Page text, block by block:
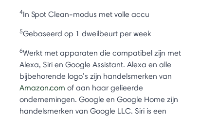
4In Spot Clean-modus met volle accu
5Gebaseerd op 1 dweilbeurt per week
6Werkt met apparaten die compatibel zijn met
Alexa, Siri en Google Assistant. Alexa en alle
bijbehorende logo’s zijn handelsmerken van
Amazon.com of aan haar gelieerde
ondernemingen. Google en Google Home zijn
handelsmerken van Google LLC. Siri is een